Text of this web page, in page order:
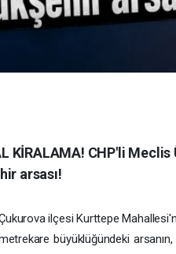
KİRALAMA! CHP'li
arsası!
ilçesi Kurttepe
büyüklüğündeki